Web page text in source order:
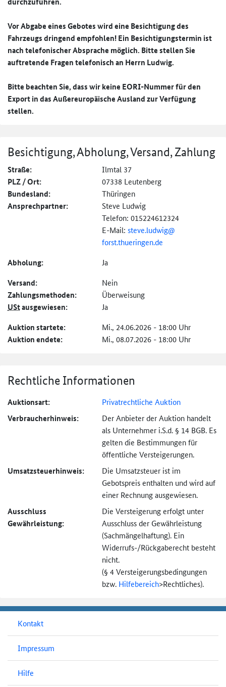
Vor Abgabe eines Gebotes wird eine Besichtigung des
Fahrzeugs dringend empfohlen! Ein Besichtigungstermin ist
nach telefonischer Absprache möglich. Bitte stellen Sie
auftretende Fragen telefonisch an Herrn Ludwig.
Bitte beachten Sie, dass wir keine EORI-Nummer für den
Export in das Außereuropäische Ausland zur Verfügung
stellen.
Besichtigung, Abholung, Versand, Zahlung
Straße: Ilmtal 37
PLZ / Ort: 07338 Leutenberg
Bundesland: Thüringen
Ansprechpartner:
Steve Ludwig
Telefon: 015224612324
E-Mail: steve.ludwig@
forst.thueringen.de
Abholung: Ja
Versand: Nein
Zahlungs­methoden: Überweisung
UStausgewiesen: Ja
Auktion startete: Mi., 24.06.2026 - 18:00 Uhr
Auktion endete: Mi., 08.07.2026 - 18:00 Uhr
Rechtliche Informationen
Auktionsart: Privatrechtliche Auktion
Verbraucher­hinweis:
Der Anbieter der Auktion handelt
als Unternehmer i.S.d. § 14 BGB. Es
gelten die Bestimmungen für
öffentliche Versteigerungen.
Umsatzsteuer­hinweis:
Die Umsatzsteuer ist im
Gebotspreis enthalten und wird auf
einer Rechnung ausgewiesen.
Ausschluss
Gewährleistung:
Die Versteigerung erfolgt unter
Ausschluss der Gewährleistung
(Sachmängel­haftung). Ein
Widerrufs-/Rückgaberecht besteht
nicht.
(§ 4 Versteigerungs­bedingungen
bzw. Hilfebereich>Rechtliches).
Kontakt
Impressum
Hilfe